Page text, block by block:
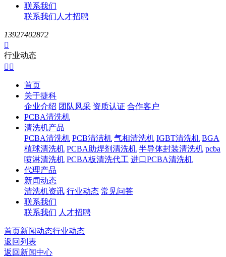
联系我们
联系我们 人才招聘
13927402872

行业动态
 
首页
关于捷科
企业介绍 团队风采 资质认证 合作客户
PCBA清洗机
清洗机产品
PCBA清洗机 PCB清洁机 气相清洗机 IGBT清洗机 BGA
植球清洗机 PCBA助焊剂清洗机 半导体封装清洗机 pcba
喷淋清洗机 PCBA板清洗代工 进口PCBA清洗机
代理产品
新闻动态
清洗机资讯 行业动态 常见问答
联系我们
联系我们 人才招聘
首页新闻动态行业动态
返回列表
返回新闻中心